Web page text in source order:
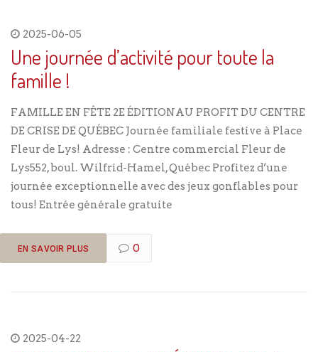
2025-06-05
Une journée d’activité pour toute la
famille !
FAMILLE EN FÊTE 2E ÉDITIONAU PROFIT DU CENTRE
DE CRISE DE QUÉBEC Journée familiale festive à Place
Fleur de Lys! Adresse : Centre commercial Fleur de
Lys552, boul. Wilfrid-Hamel, Québec Profitez d’une
journée exceptionnelle avec des jeux gonflables pour
tous! Entrée générale gratuite
EN SAVOIR PLUS 0
2025-04-22